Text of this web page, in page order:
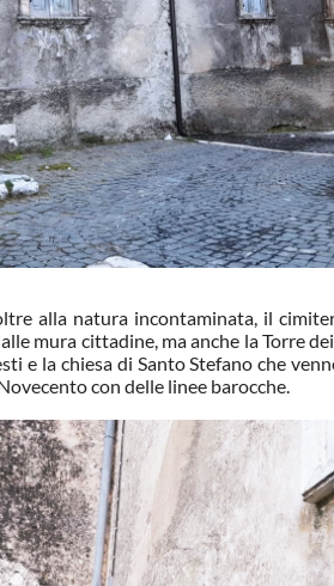
alla natura incontaminata, il
mura cittadine, ma anche la Torre
e la chiesa di Santo Stefano che
con delle linee barocche.